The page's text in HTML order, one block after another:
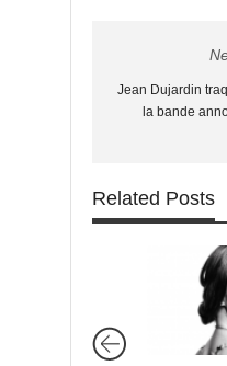
Jean Dujardin
la bande
Related Posts